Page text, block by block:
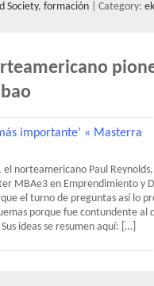
Society, formación | Category:
importante’ « Masterra
norteamericano Paul
MBAe3 en Emprendimiento y
el turno de preguntas así lo
porque fue contundente al
ideas se resumen aquí: […]